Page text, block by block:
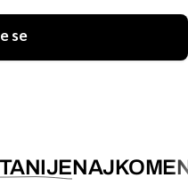
se